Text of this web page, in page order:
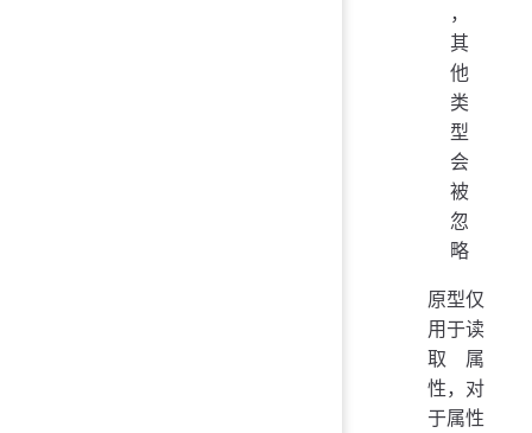
，
其
他
类
型
会
被
忽
略
原型仅
用于读
取属
性，对
于属性